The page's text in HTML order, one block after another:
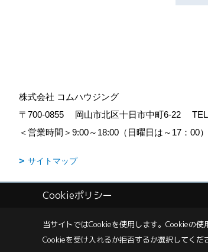
株式会社 コムハウジング
〒700-0855
岡山市北区十日市中町6-22 TEL
＜営業時間＞9:00～18:00（日曜日は～17：00
サイトマップ
Copyright (c) COM HOUSHING Inc. All Rights
Cookieポリシー
当サイトではCookieを使用します。 Cookieの使
Cookieを受け入れるか拒否するか選択してくだ